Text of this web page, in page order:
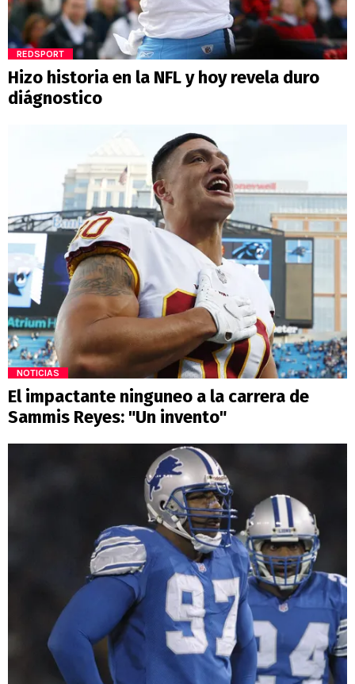
REDSPORT
Hizo historia en la NFL y hoy revela duro
diágnostico
NOTICIAS
El impactante ninguneo a la carrera de
Sammis Reyes: "Un invento"